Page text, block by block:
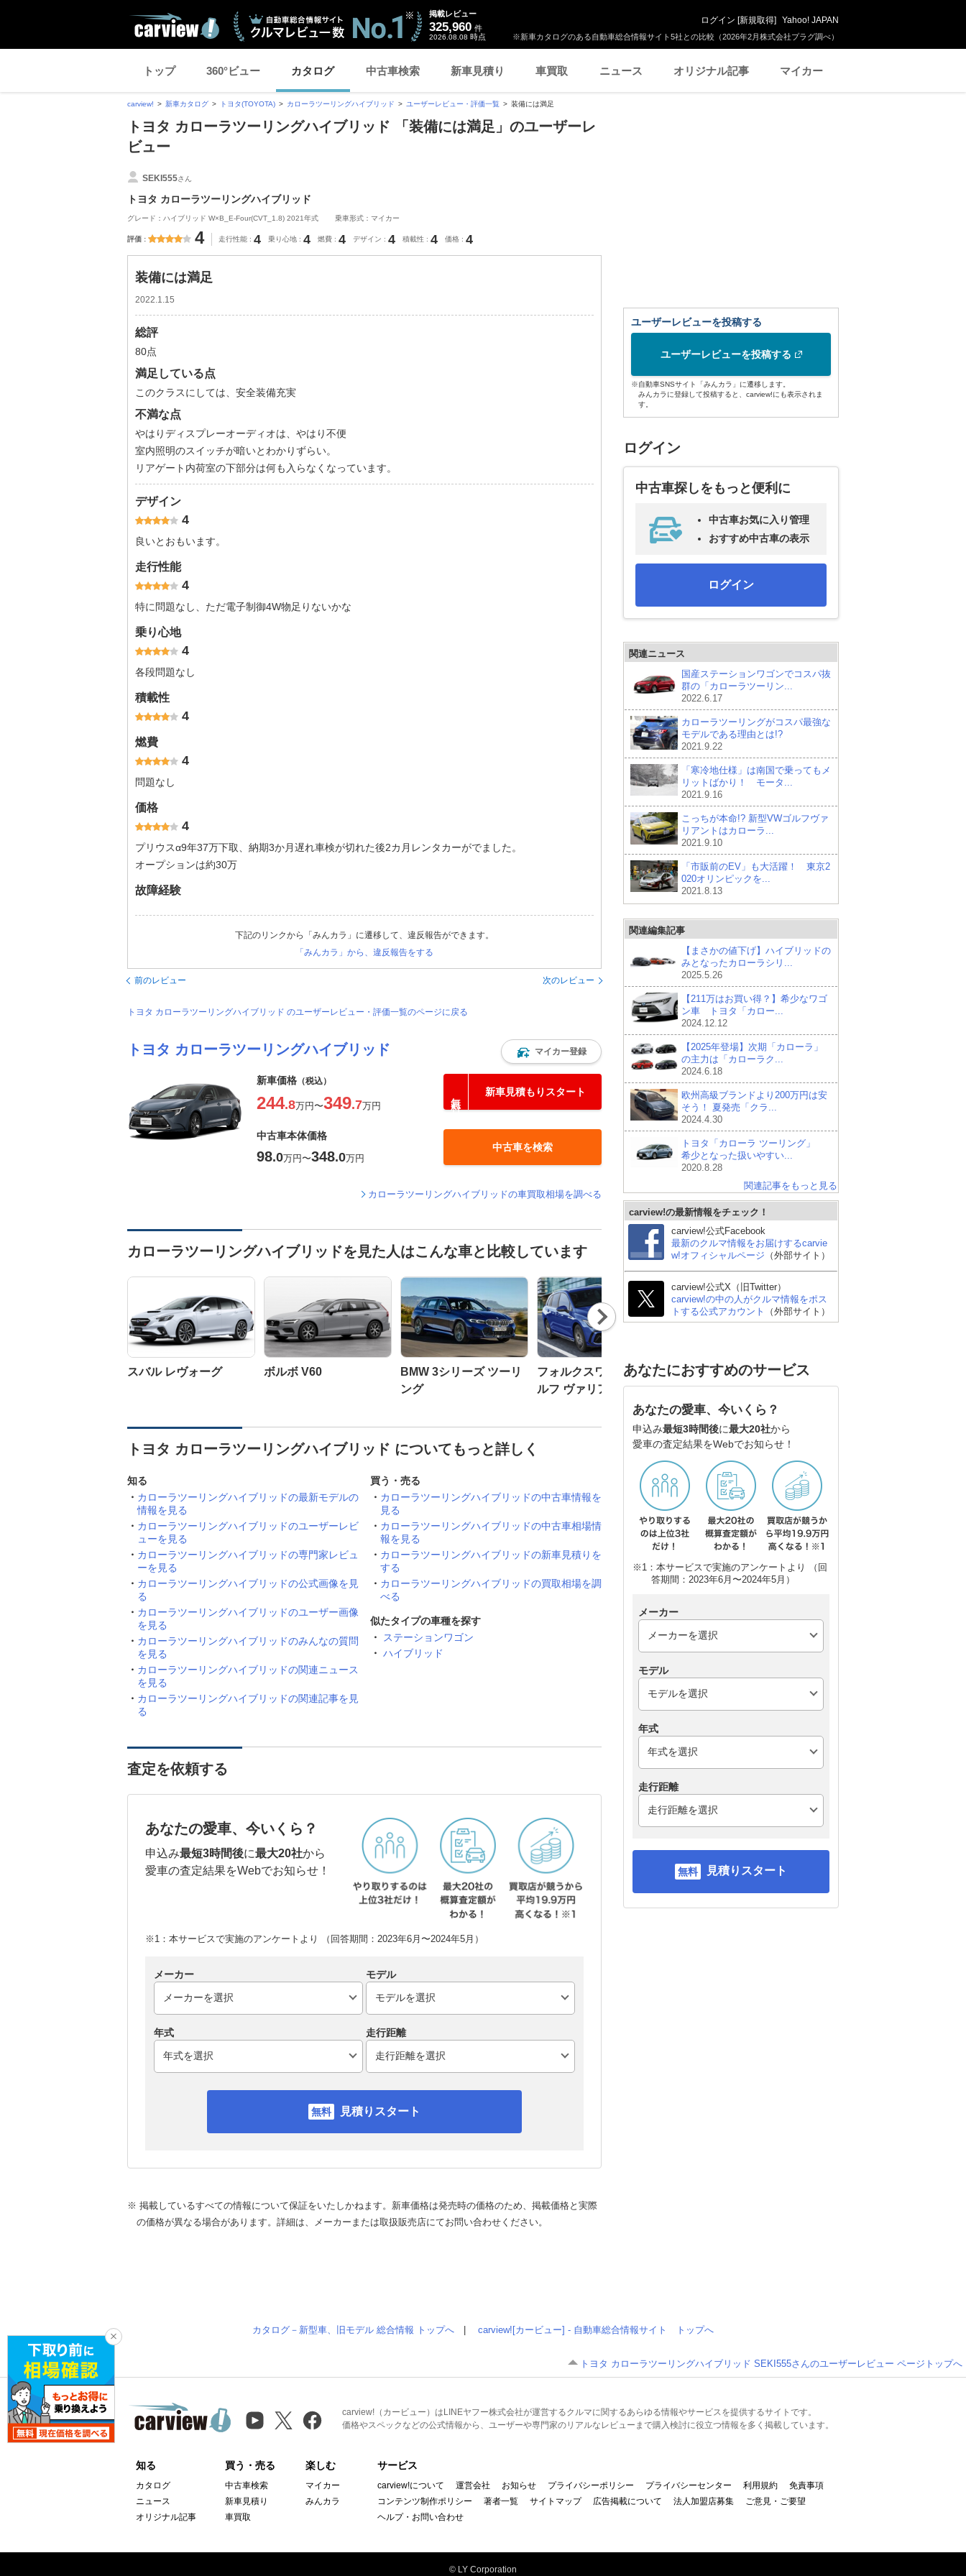
※新車カタログのある自動車総合情報サイト5社との比較（2026年2月株式会社プラグ調べ）
掲載レビュー
325,960 件
2026.08.08 時点
ログイン [新規取得] Yahoo! JAPAN
トップ 360°ビュー カタログ 中古車検索 新車見積り 車買取 ニュース オリジナル記事 マイカー
carview! 新車カタログ トヨタ(TOYOTA) カローラツーリングハイブリッド ユーザーレビュー・評価一覧 装備には満足
トヨタ カローラツーリングハイブリッド 「装備には満足」のユーザーレ
ビュー
SEKI555さん
トヨタ カローラツーリングハイブリッド
グレード：ハイブリッド W×B_E-Four(CVT_1.8) 2021年式 乗車形式：マイカー
評価 4 走行性能 4 乗り心地 4 燃費 4 デザイン 4 積載性 4 価格 4
装備には満足
2022.1.15
総評
80点
満足している点
このクラスにしては、安全装備充実
不満な点
やはりディスプレーオーディオは、やはり不便
室内照明のスイッチが暗いとわかりずらい。
リアゲート内荷室の下部分は何も入らなくなっています。
デザイン
4
良いとおもいます。
走行性能
4
特に問題なし、ただ電子制御4W物足りないかな
乗り心地
4
各段問題なし
積載性
4
燃費
4
問題なし
価格
4
プリウスα9年37万下取、納期3か月遅れ車検が切れた後2カ月レンタカーがでました。
オープションは約30万
故障経験
下記のリンクから「みんカラ」に遷移して、違反報告ができます。
「みんカラ」から、違反報告をする
前のレビュー 次のレビュー
トヨタ カローラツーリングハイブリッド のユーザーレビュー・評価一覧のページに戻る
トヨタ カローラツーリングハイブリッド マイカー登録
新車価格 （税込）
244.8万円〜349.7万円
新車見積もりスタート
中古車本体価格
98.0万円〜348.0万円
中古車を検索
カローラツーリングハイブリッドの車買取相場を調べる
カローラツーリングハイブリッドを見た人はこんな車と比較しています
スバル レヴォーグ ボルボ V60
BMW 3シリーズ ツーリ
ング
フォルクスワーゲン ゴ
ルフ ヴァリアント
メルセデス・ベンツ Cク
ラス ステーションワゴ
ン
(ワゴン)
Nex
t
トヨタ カローラツーリングハイブリッド についてもっと詳しく
知る
カローラツーリングハイブリッドの最新モデルの
情報を見る
カローラツーリングハイブリッドのユーザーレビ
ューを見る
カローラツーリングハイブリッドの専門家レビュ
ーを見る
カローラツーリングハイブリッドの公式画像を見
る
カローラツーリングハイブリッドのユーザー画像
を見る
カローラツーリングハイブリッドのみんなの質問
を見る
カローラツーリングハイブリッドの関連ニュース
を見る
カローラツーリングハイブリッドの関連記事を見
る
買う・売る
カローラツーリングハイブリッドの中古車情報を
見る
カローラツーリングハイブリッドの中古車相場情
報を見る
カローラツーリングハイブリッドの新車見積りを
する
カローラツーリングハイブリッドの買取相場を調
べる
似たタイプの車種を探す
ステーションワゴン
ハイブリッド
査定を依頼する
あなたの愛車、今いくら？
申込み最短3時間後に最大20社から
愛車の査定結果をWebでお知らせ！
※1：本サービスで実施のアンケートより （回答期間：2023年6月〜2024年5月）
メーカー モデル
年式 走行距離
見積りスタート
※ 掲載しているすべての情報について保証をいたしかねます。新車価格は発売時の価格のため、掲載価格と実際
の価格が異なる場合があります。詳細は、メーカーまたは取扱販売店にてお問い合わせください。
ユーザーレビューを投稿する
ユーザーレビューを投稿する
※自動車SNSサイト「みんカラ」に遷移します。
みんカラに登録して投稿すると、carview!にも表示されま
す。
ログイン
中古車探しをもっと便利に
中古車お気に入り管理
おすすめ中古車の表示
ログイン
関連ニュース
国産ステーションワゴンでコスパ抜
群の「カローラツーリン...
2022.6.17
カローラツーリングがコスパ最強な
モデルである理由とは!?
2021.9.22
「寒冷地仕様」は南国で乗ってもメ
リットばかり！ モータ...
2021.9.16
こっちが本命!? 新型VWゴルフヴァ
リアントはカローラ...
2021.9.10
「市販前のEV」も大活躍！ 東京2
020オリンピックを...
2021.8.13
関連編集記事
【まさかの値下げ】ハイブリッドの
みとなったカローラシリ...
2025.5.26
【211万はお買い得？】希少なワゴ
ン車 トヨタ「カロー...
2024.12.12
【2025年登場】次期「カローラ」
の主力は「カローラク...
2024.6.18
欧州高級ブランドより200万円は安
そう！ 夏発売「クラ...
2024.4.30
トヨタ「カローラ ツーリング」
希少となった扱いやすい...
2020.8.28
関連記事をもっと見る
carview!の最新情報をチェック！
carview!公式Facebook
最新のクルマ情報をお届けするcarvie
w!オフィシャルページ （外部サイト）
carview!公式X（旧Twitter）
carview!の中の人がクルマ情報をポス
トする公式アカウント
（外部サイト）
あなたにおすすめのサービス
あなたの愛車、今いくら？
申込み最短3時間後に最大20社から
愛車の査定結果をWebでお知らせ！
※1：本サービスで実施のアンケートより （回
答期間：2023年6月〜2024年5月）
メーカー
モデル
年式
走行距離
見積りスタート
カタログ－新型車、旧モデル 総合情報 トップへ carview![カービュー] - 自動車総合情報サイト トップへ
トヨタ カローラツーリングハイブリッド SEKI555さんのユーザーレビュー ページトップへ
carview!（カービュー）はLINEヤフー株式会社が運営するクルマに関するあらゆる情報やサービスを提供するサイトです。
価格やスペックなどの公式情報から、ユーザーや専門家のリアルなレビューまで購入検討に役立つ情報を多く掲載しています。
知る
カタログ
ニュース
オリジナル記事
買う・売る
中古車検索
新車見積り
車買取
楽しむ
マイカー
みんカラ
サービス
carview!について 運営会社 お知らせ プライバシーポリシー プライバシーセンター 利用規約
免責事項
コンテンツ制作ポリシー
著者一覧 サイトマップ 広告掲載について 法人加盟店募集
ご意見・ご要望
ヘルプ・お問い合わせ
© LY Corporation